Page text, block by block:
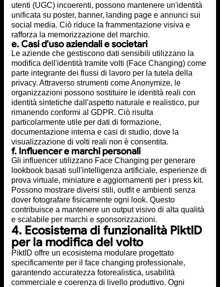
utenti (UGC) incoerenti, possono mantenere un'identità
unificata su poster, banner, landing page e annunci sui
social media. Ciò riduce la frammentazione visiva e
rafforza la memorizzazione del marchio.
e. Casi d'uso aziendali e societari
Le aziende che gestiscono dati sensibili utilizzano la
modifica dell'identità tramite volti (Face Changing) come
parte integrante dei flussi di lavoro per la tutela della
privacy. Attraverso strumenti come Anonymize, le
organizzazioni possono sostituire le identità reali con
identità sintetiche dall'aspetto naturale e realistico, pur
rimanendo conformi al GDPR. Ciò risulta
particolarmente utile per dati di formazione,
documentazione interna e casi di studio, dove la
visualizzazione di volti reali non è consentita.
f. Influencer e marchi personali
Gli influencer utilizzano Face Changing per generare
lookbook basati sull'intelligenza artificiale, esperienze di
prova virtuale, miniature e aggiornamenti per i press kit.
Possono mostrare diversi stili, outfit e ambienti senza
dover fotografare fisicamente ogni look. Questo
contribuisce a mantenere un output visivo di alta qualità
e scalabile per marchi e sponsorizzazioni.
4. Ecosistema di funzionalità PiktID
per la modifica del volto
PiktID offre un ecosistema modulare progettato
specificamente per il face changing professionale,
garantendo accuratezza fotorealistica, usabilità
commerciale e coerenza di livello produttivo. Ogni